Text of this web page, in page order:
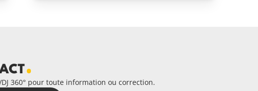
360° pour toute information ou correction.